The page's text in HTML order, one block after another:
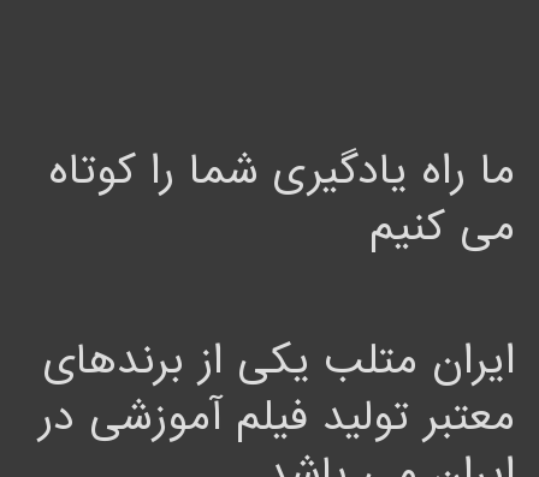
ما راه یادگیری شما را کوتاه
می کنیم
ایران متلب یکی از برندهای
معتبر تولید فیلم آموزشی در